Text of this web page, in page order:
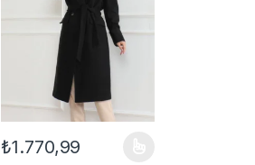
seçilebilir
var. Seçenekler ürün sayfasından
₺1.770,99
Bu ürünün birden fazla varyasyonu var.